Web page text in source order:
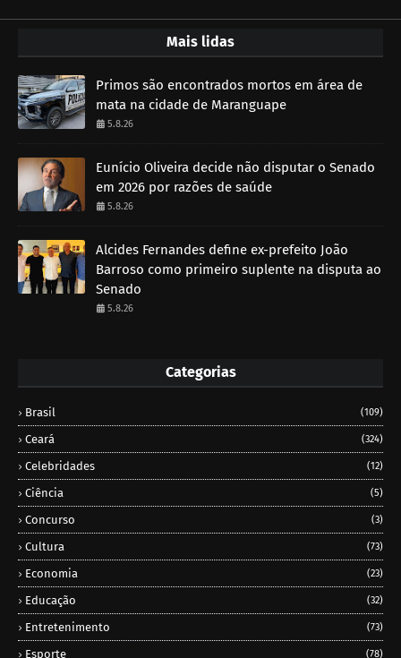
Mais lidas
Primos são encontrados mortos em área de
mata na cidade de Maranguape
5.8.26
Eunício Oliveira decide não disputar o Senado
em 2026 por razões de saúde
5.8.26
Alcides Fernandes define ex-prefeito João
Barroso como primeiro suplente na disputa ao
Senado
5.8.26
Categorias
Brasil (109)
Ceará (324)
Celebridades (12)
Ciência (5)
Concurso (3)
Cultura (73)
Economia (23)
Educação (32)
Entretenimento (73)
Esporte (78)